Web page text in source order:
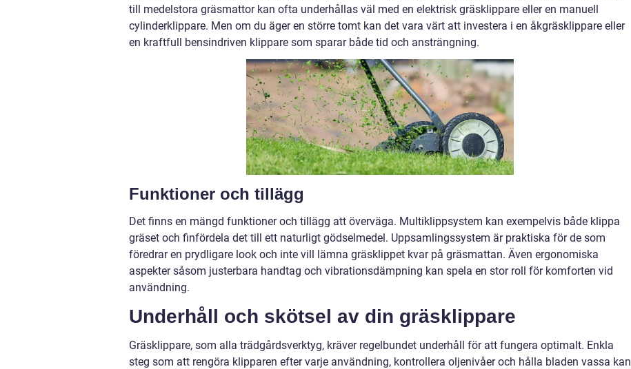
till medelstora gräsmattor kan ofta underhållas väl med en elektrisk gräsklippare eller en manuell
cylinderklippare. Men om du äger en större tomt kan det vara värt att investera i en åkgräsklippare eller
en kraftfull bensindriven klippare som sparar både tid och ansträngning.
Funktioner och tillägg
Det finns en mängd funktioner och tillägg att överväga. Multiklippsystem kan exempelvis både klippa
gräset och finfördela det till ett naturligt gödselmedel. Uppsamlingssystem är praktiska för de som
föredrar en prydligare look och inte vill lämna gräsklippet kvar på gräsmattan. Även ergonomiska
aspekter såsom justerbara handtag och vibrationsdämpning kan spela en stor roll för komforten vid
användning.
Underhåll och skötsel av din gräsklippare
Gräsklippare, som alla trädgårdsverktyg, kräver regelbundet underhåll för att fungera optimalt. Enkla
steg som att rengöra klipparen efter varje användning, kontrollera oljenivåer och hålla bladen vassa kan